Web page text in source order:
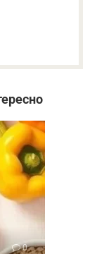
0